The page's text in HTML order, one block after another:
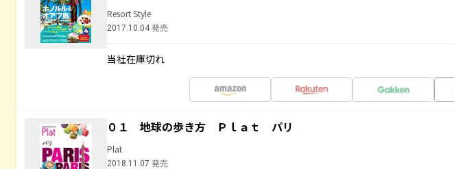
Resort Style
2017.10.04 発売
当社在庫切れ
０１ 地球の歩き方 Ｐｌａｔ パリ
Plat
2018.11.07 発売